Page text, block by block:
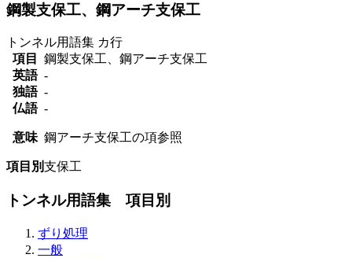
鋼製支保工、鋼アーチ支保工
トンネル用語集 カ行
項目
鋼製支保工、鋼アーチ支保工
英語 -
独語 -
仏語 -
意味 鋼アーチ支保工の項参照
項目別支保工
トンネル用語集 項目別
ずり処理
一般